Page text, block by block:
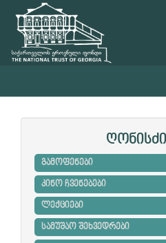
გამოფენები
კინო ჩვენებები
ლექციები
სამუშაო შეხვედრები